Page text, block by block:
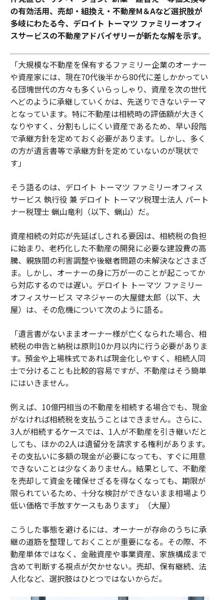
の有効活用、売却・組換え・不動産М＆Aなど選択肢が
多岐にわたる今、デロイト トーマツ ファミリーオフィ
スサービスの不動産アドバイザリーが新たな解を示す。
「大規模な不動産を保有するファミリー企業のオーナー
や資産家には、現在70代後半から80代に差しかかってい
る団塊世代の方々も多くいらっしゃり、資産を次の世代
へどのように承継していくかは、先送りできないテーマ
となっています。特に不動産は相続時の評価額が大きく
なりやすく、分割もしにくい資産であるため、早い段階
で承継方針を定めておく必要があります。しかし、多く
の方が遺言書等で承継方針を定めていないのが現状で
す」
そう語るのは、デロイト トーマツ ファミリーオフィス
サービス 執行役 兼 デロイト トーマツ税理士法人 パート
ナー税理士 蝋山竜利（以下、蝋山）だ。
資産相続の対応が先延ばしされる要因は、相続税の負担
に始まり、老朽化した不動産の開発に必要な建設費の高
騰、親族間の利害調整や後継者問題の未解決などさまざ
ま。しかし、オーナーの身に万が一のことが起こってか
ら対応するのでは遅い。デロイト トーマツ ファミリー
オフィスサービス マネジャーの大屋健太郎（以下、大
屋）は、その危機について次のように語る。
「遺言書がないままオーナー様が亡くなられた場合、相
続税の申告と納税は原則10か月以内に行う必要がありま
す。預金や上場株式であれば現金化しやすく、相続人同
士で分けることも比較的容易ですが、不動産はそう簡単
にはいきません。
例えば、10億円相当の不動産を相続する場合でも、現金
がなければ相続税を支払うことはできません。さらに、
3人が相続するケースでは、1人が不動産を引き継いだと
しても、ほかの2人は遺留分を請求する権利があります。
その支払いに多額の現金が必要になっても、すぐに用意
できないことは少なくありません。結果として、不動産
を売却して資金を確保せざるを得なくなっても、期限が
限られているため、十分な検討ができないまま相場より
低い価格で手放すケースもあります」（大屋）
こうした事態を避けるには、オーナーが存命のうちに承
継の道筋を整理しておくことが重要になる。その際、不
動産単体ではなく、金融資産や事業資産、家族構成まで
含めて判断する視点が欠かせない。売却、保有継続、法
人化など、選択肢はひとつではないからだ。